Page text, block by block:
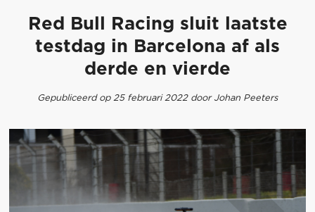
Red Bull Racing sluit laatste
testdag in Barcelona af als
derde en vierde
Gepubliceerd op 25 februari 2022 door Johan Peeters